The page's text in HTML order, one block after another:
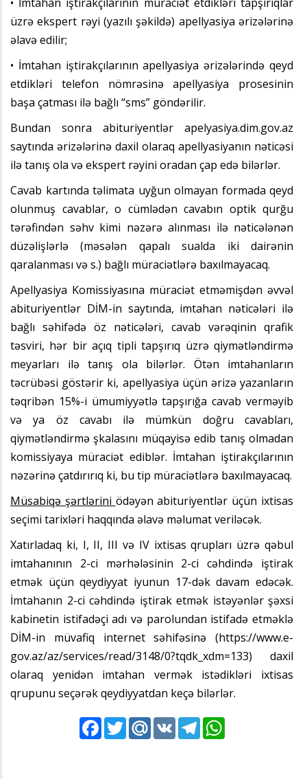
üzrə ekspert rəyi (yazılı şəkildə) apellyasiya ərizələrinə
əlavə edilir;
• İmtahan iştirakçılarının apellyasiya ərizələrində qeyd
etdikləri telefon nömrəsinə apellyasiya prosesinin
başa çatması ilə bağlı “sms” göndərilir.
Bundan sonra abituriyentlər apelyasiya.dim.gov.az
saytında ərizələrinə daxil olaraq apellyasiyanın nəticəsi
ilə tanış ola və ekspert rəyini oradan çap edə bilərlər.
Cavab kartında təlimata uyğun olmayan formada qeyd
olunmuş cavablar, o cümlədən cavabın optik qurğu
tərəfindən səhv kimi nəzərə alınması ilə nəticələnən
düzəlişlərlə (məsələn qapalı sualda iki dairənin
qaralanması və s.) bağlı müraciətlərə baxılmayacaq.
Apellyasiya Komissiyasına müraciət etməmişdən əvvəl
abituriyentlər DİM-in saytında, imtahan nəticələri ilə
bağlı səhifədə öz nəticələri, cavab vərəqinin qrafik
təsviri, hər bir açıq tipli tapşırıq üzrə qiymətləndirmə
meyarları ilə tanış ola bilərlər. Ötən imtahanların
təcrübəsi göstərir ki, apellyasiya üçün ərizə yazanların
təqribən 15%-i ümumiyyətlə tapşırığa cavab verməyib
və ya öz cavabı ilə mümkün doğru cavabları,
qiymətləndirmə şkalasını müqayisə edib tanış olmadan
komissiyaya müraciət ediblər. İmtahan iştirakçılarının
nəzərinə çatdırırıq ki, bu tip müraciətlərə baxılmayacaq.
Müsabiqə şərtlərini ödəyən abituriyentlər üçün ixtisas
seçimi tarixləri haqqında əlavə məlumat veriləcək.
Xatırladaq ki, I, II, III və IV ixtisas qrupları üzrə qəbul
imtahanının 2-ci mərhələsinin 2-ci cəhdində iştirak
etmək üçün qeydiyyat iyunun 17-dək davam edəcək.
İmtahanın 2-ci cəhdində iştirak etmək istəyənlər şəxsi
kabinetin istifadəçi adı və parolundan istifadə etməklə
DİM-in müvafiq internet səhifəsinə (https://www.e-
gov.az/az/services/read/3148/0?tqdk_xdm=133) daxil
olaraq yenidən imtahan vermək istədikləri ixtisas
qrupunu seçərək qeydiyyatdan keçə bilərlər.
FacebookTwitterMail.RuVK Telegram